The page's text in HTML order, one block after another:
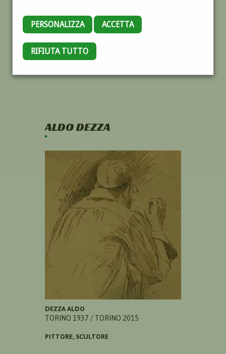
PERSONALIZZA ACCETTA
RIFIUTA TUTTO
ALDO DEZZA
DEZZA ALDO
TORINO 1937 / TORINO 2015
PITTORE, SCULTORE